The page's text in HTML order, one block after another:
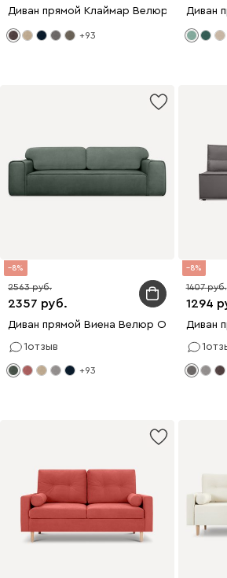
Диван прямой Клаймар Велюр
+93
Диван
8
2357
2563
Диван прямой Виена Велюр Оливковый
1отзыв
+93
8
1294
1407
Диван
1